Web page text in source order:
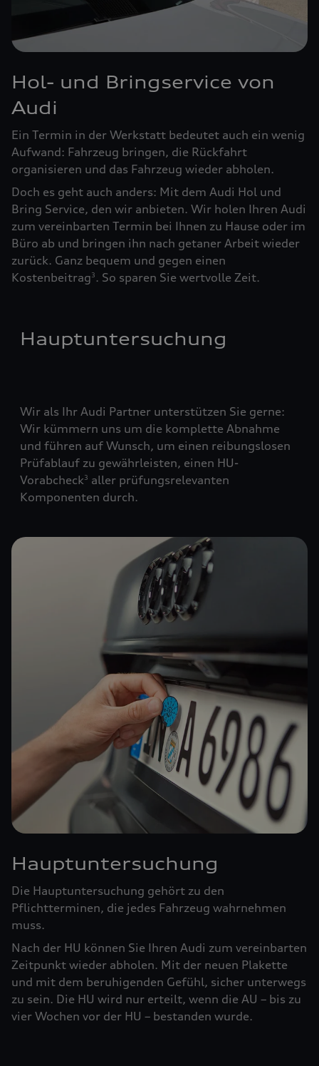
Hol- und Bringservice von
Audi
Ein Termin in der Werkstatt bedeutet auch ein wenig
Aufwand: Fahrzeug bringen, die Rückfahrt
organisieren und das Fahrzeug wieder abholen.
Doch es geht auch anders: Mit dem Audi Hol und
Bring Service, den wir anbieten. Wir holen Ihren Audi
zum vereinbarten Termin bei Ihnen zu Hause oder im
Büro ab und bringen ihn nach getaner Arbeit wieder
zurück. Ganz bequem und gegen einen
Kostenbeitrag3. So sparen Sie wertvolle Zeit.
Hauptuntersuchung
Wir als Ihr Audi Partner unterstützen Sie gerne:
Wir kümmern uns um die komplette Abnahme
und führen auf Wunsch, um einen reibungslosen
Prüfablauf zu gewährleisten, einen HU-
Vorabcheck3 aller prüfungsrelevanten
Komponenten durch.
Hauptuntersuchung
Die Hauptuntersuchung gehört zu den
Pflichtterminen, die jedes Fahrzeug wahrnehmen
muss.
Nach der HU können Sie Ihren Audi zum vereinbarten
Zeitpunkt wieder abholen. Mit der neuen Plakette
und mit dem beruhigenden Gefühl, sicher unterwegs
zu sein. Die HU wird nur erteilt, wenn die AU – bis zu
vier ­Woch­en vor der HU – bestanden wurde.